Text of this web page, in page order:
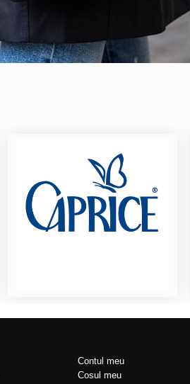
Contul meu
Cosul meu